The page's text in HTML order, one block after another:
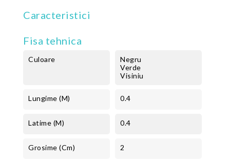
Caracteristici
Fisa tehnica
Culoare
Negru
Verde
Visiniu
Lungime (m) 0.4
Latime (m) 0.4
Grosime (cm) 2